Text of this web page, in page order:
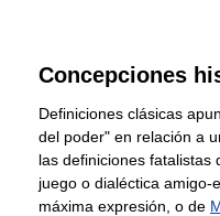
Concepciones
Definiciones clásicas
del poder" en relación a
las definiciones fatalistas
juego o dialéctica amigo-
máxima expresión, o de